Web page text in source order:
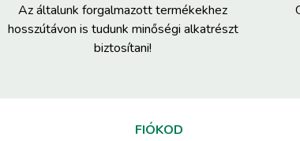
Az általunk forgalmazott termékekhez
hosszútávon is tudunk minőségi alkatrészt
biztosítani!
FIÓKOD